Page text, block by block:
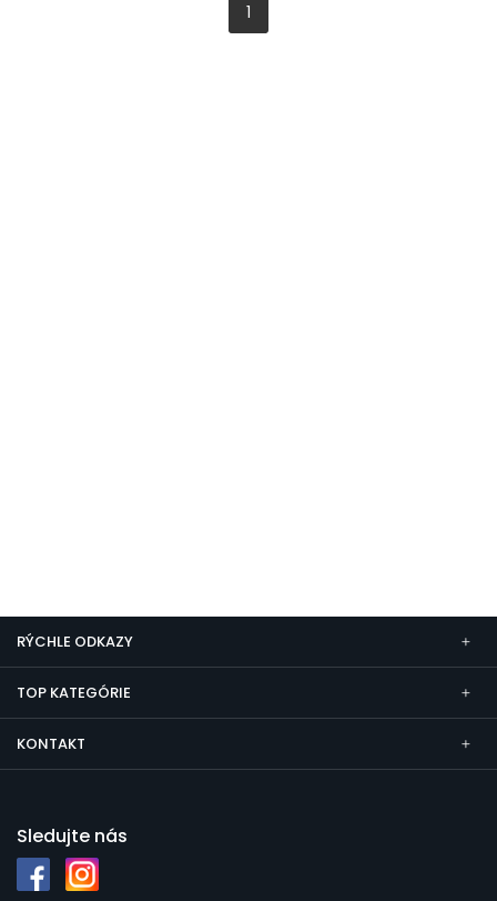
1
RÝCHLE ODKAZY
TOP KATEGÓRIE
KONTAKT
Sledujte nás